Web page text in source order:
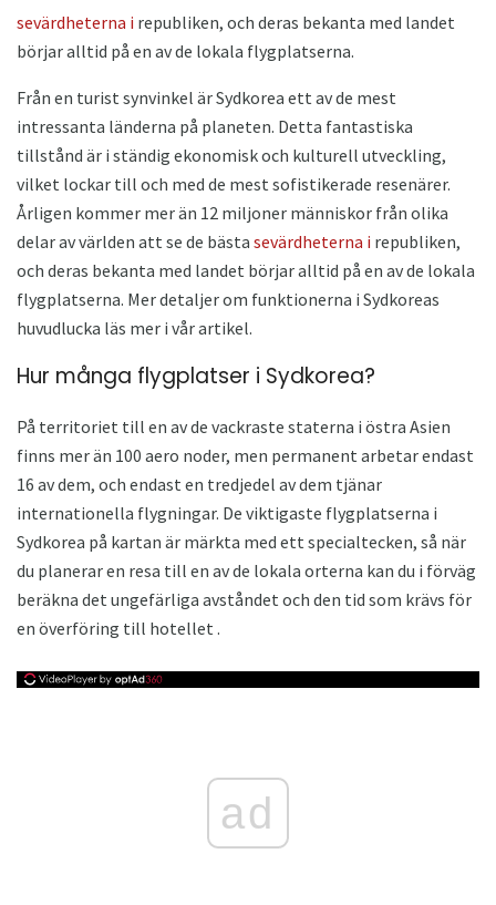
sevärdheterna i republiken, och deras bekanta med landet
börjar alltid på en av de lokala flygplatserna.
Från en turist synvinkel är Sydkorea ett av de mest
intressanta länderna på planeten. Detta fantastiska
tillstånd är i ständig ekonomisk och kulturell utveckling,
vilket lockar till och med de mest sofistikerade resenärer.
Årligen kommer mer än 12 miljoner människor från olika
delar av världen att se de bästa sevärdheterna i republiken,
och deras bekanta med landet börjar alltid på en av de lokala
flygplatserna. Mer detaljer om funktionerna i Sydkoreas
huvudlucka läs mer i vår artikel.
Hur många flygplatser i Sydkorea?
På territoriet till en av de vackraste staterna i östra Asien
finns mer än 100 aero noder, men permanent arbetar endast
16 av dem, och endast en tredjedel av dem tjänar
internationella flygningar. De viktigaste flygplatserna i
Sydkorea på kartan är märkta med ett specialtecken, så när
du planerar en resa till en av de lokala orterna kan du i förväg
beräkna det ungefärliga avståndet och den tid som krävs för
en överföring till hotellet .
ad